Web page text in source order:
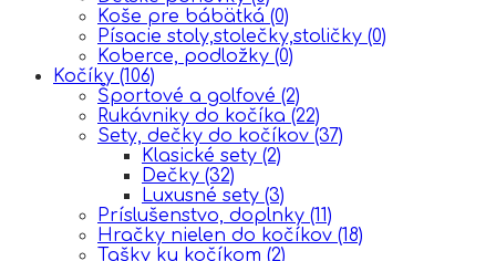
Koše pre bábätká (0)
Písacie stoly,stolečky,stoličky (0)
Koberce, podložky (0)
Kočíky (106)
Športové a golfové (2)
Rukávniky do kočíka (22)
Sety, dečky do kočíkov (37)
Klasické sety (2)
Dečky (32)
Luxusné sety (3)
Príslušenstvo, doplnky (11)
Hračky nielen do kočíkov (18)
Tašky ku kočíkom (2)